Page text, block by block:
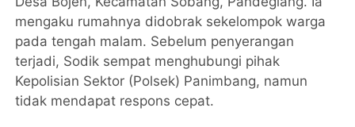
mengaku rumahnya didobrak sekelompok warga
pada tengah malam. Sebelum penyerangan
terjadi, Sodik sempat menghubungi pihak
Kepolisian Sektor (Polsek) Panimbang, namun
tidak mendapat respons cepat.